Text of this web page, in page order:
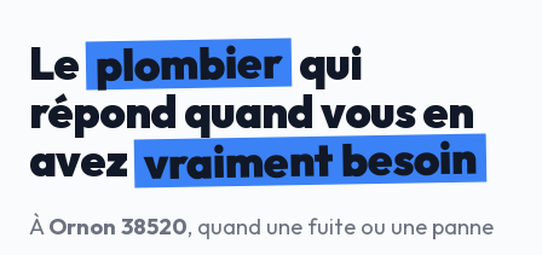
Leplombierqui
répond quand vous en
avezvraiment besoin
ÀOrnon 38520, quand une fuite ou une panne